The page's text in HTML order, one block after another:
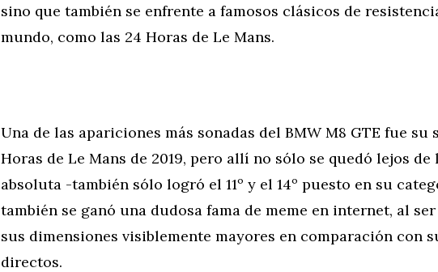
sino que también se enfrente a famosos clásicos de
mundo, como las 24 Horas de Le Mans.
Una de las apariciones más sonadas del BMW M8 GTE fue su
Horas de Le Mans de 2019, pero allí no sólo se quedó lejos
absoluta -también sólo logró el 11º y el 14º puesto en su
también se ganó una dudosa fama de meme en internet, al
sus dimensiones visiblemente mayores en comparación con
directos.